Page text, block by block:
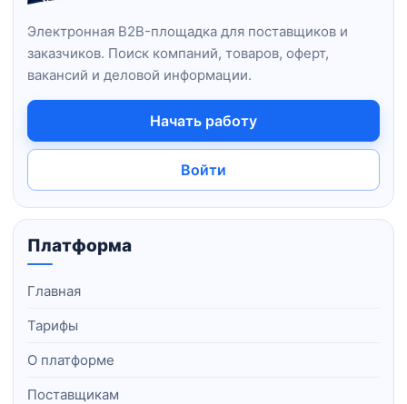
Электронная B2B-площадка для поставщиков и
заказчиков. Поиск компаний, товаров, оферт,
вакансий и деловой информации.
Начать работу
Войти
Платформа
Главная
Тарифы
О платформе
Поставщикам